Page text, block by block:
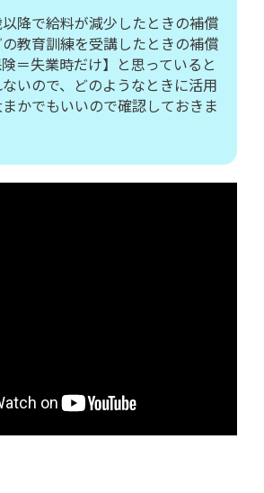
降で給料が減少したときの補償
教育訓練を受講したときの補償
＝失業時だけ】と思っていると
いので、どのようなときに活用
かでもいいので確認しておきま